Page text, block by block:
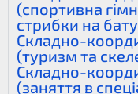
(спортивна
стрибки на
Складно-
(туризм та
Складно-
(заняття в